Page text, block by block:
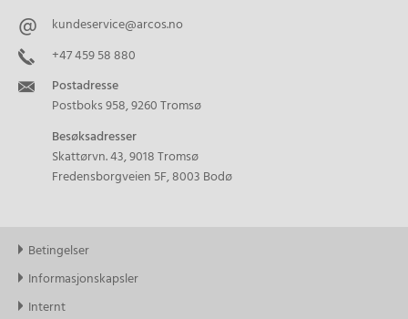
kundeservice@arcos.no
+47 459 58 880
Postadresse
Postboks 958, 9260 Tromsø
Besøksadresser
Skattørvn. 43, 9018 Tromsø
Fredensborgveien 5F, 8003 Bodø
Betingelser
Informasjonskapsler
Internt